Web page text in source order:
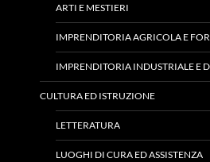
ARTI E MESTIERI
IMPRENDITORIA AGRICOLA E
IMPRENDITORIA INDUSTRIALE E
CULTURA ED ISTRUZIONE
LETTERATURA
LUOGHI DI CURA ED ASSISTENZA